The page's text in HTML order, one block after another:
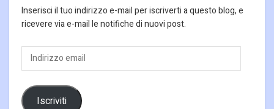
Inserisci il tuo indirizzo e-mail per iscriverti a questo blog, e
ricevere via e-mail le notifiche di nuovi post.
Indirizzo
email
Iscriviti